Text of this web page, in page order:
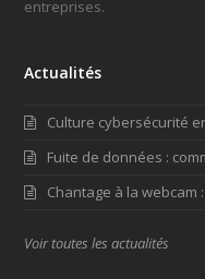
entreprises.
Actualités
Culture cybersécurité
Fuite de données :
Chantage à la
Voir toutes les actualités